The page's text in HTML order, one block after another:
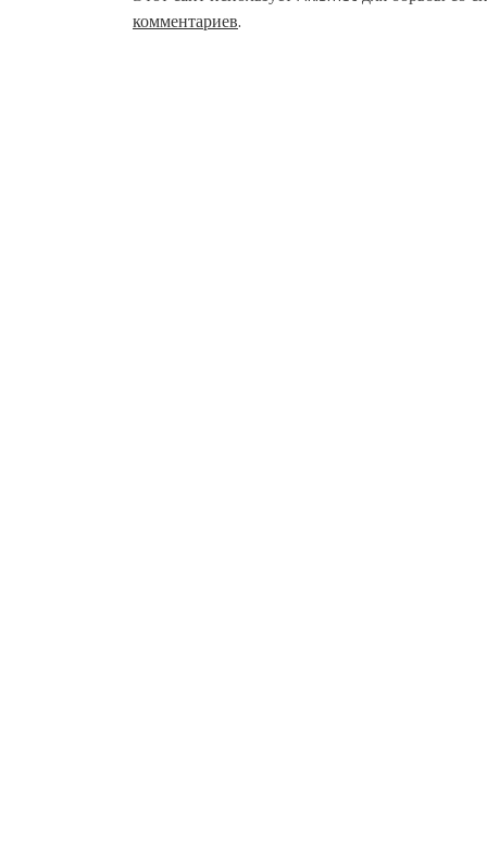
комментариев.